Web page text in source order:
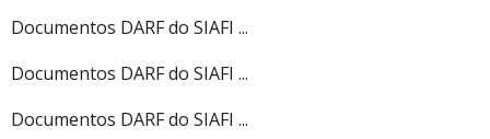
Documentos DARF do SIAFI ...
Documentos DARF do SIAFI ...
Documentos DARF do SIAFI ...